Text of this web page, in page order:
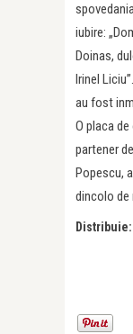
iubire:
Doinas,
Irinel
au fost
O placa
partener
Popescu,
dincolo de
Distribuie: